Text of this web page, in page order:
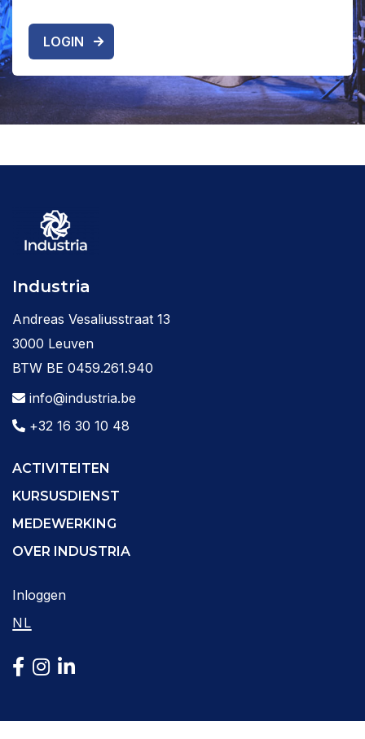
LOGIN
Industria
Andreas Vesaliusstraat 13
3000 Leuven
BTW BE 0459.261.940
info@industria.be
+32 16 30 10 48
ACTIVITEITEN
KURSUSDIENST
MEDEWERKING
OVER INDUSTRIA
Inloggen
NL